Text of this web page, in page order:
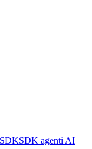
SDK agenti AI